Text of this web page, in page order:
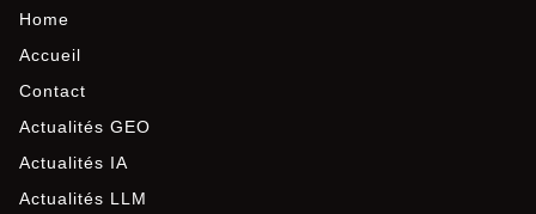
Home
Accueil
Contact
Actualités GEO
Actualités IA
Actualités LLM